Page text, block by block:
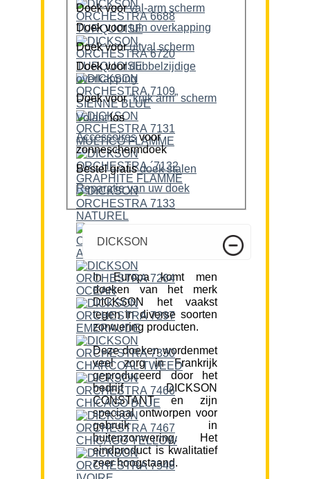
Doek voor
val-arm scherm
Doek voor
tuin overkapping
Doek voor
uitval scherm
Doek voordubbelzijdige
overkapping
Doek voor
“knik arm” scherm
Volantlos
Accessoiresvoor
zonneschermdoek
Bestel gratis doek stalen
Reparatie van uw doek
DICKSON
In Europa komt men
doeken van het merk
DICKSON het vaakst
tegen in diverse soorten
zonwering producten.
Deze doeken wordenmet
veel zorg in Frankrijk
geproduceerd door het
bedrijf DICKSON
CONSTANT en zijn
speciaal ontworpen voor
gebruik in
buitenzonwering. Het
eindproduct is kwalitatief
zeer hoogstaand.